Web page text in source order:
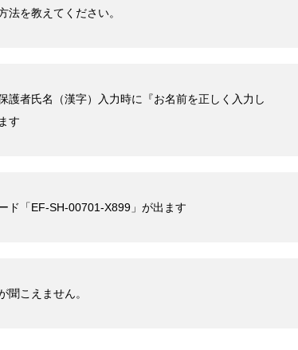
法を教えてください。
護者氏名（漢字）入力時に『お名前を正しく入力し
す
ド「EF-SH-00701-X899」が出ます
聞こえません。